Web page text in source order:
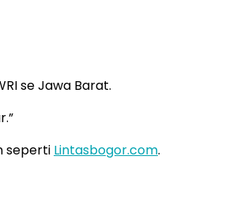
se Jawa Barat.
seperti Lintasbogor.com.